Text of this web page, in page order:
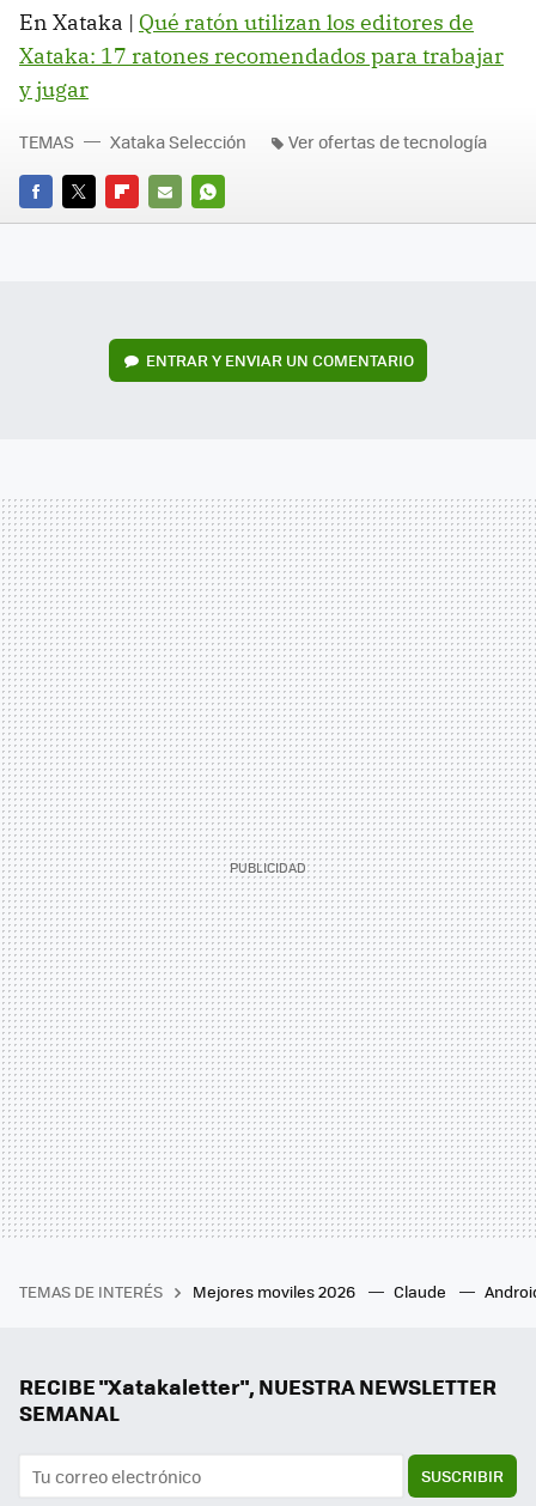
En Xataka | Qué ratón utilizan los editores de
Xataka: 17 ratones recomendados para trabajar
y jugar
FACEBOOK
TWITTERFLIPBOARD
E-
WHATSAPP
TEMAS Xataka Selección Ver ofertas de tecnología
ENTRAR Y ENVIAR UN COMENTARIO
TEMAS DE INTERÉS Mejores moviles 2026 Claude
RECIBE "Xatakaletter", NUESTRA NEWSLETTER
SEMANAL
SUSCRIBIR